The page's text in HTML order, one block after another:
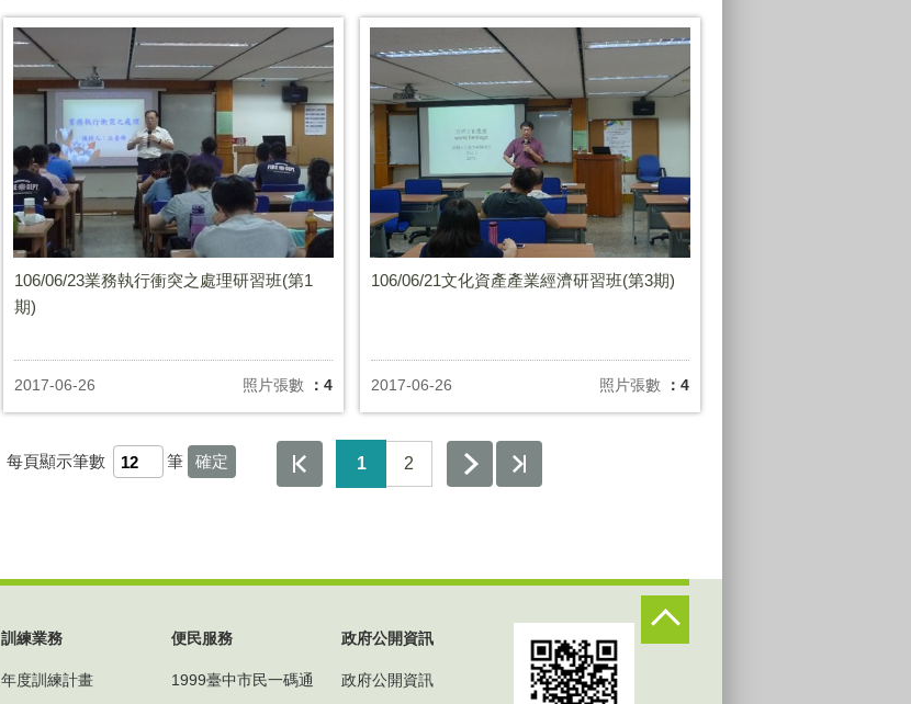
106/06/23業務執行衝突之處理研習班(第1
期)
2017-06-26 照片張數 ：4
106/06/21文化資產產業經濟研習班(第3期)
2017-06-26 照片張數 ：4
每頁顯示筆數 筆 1 2
訓練業務
年度訓練計畫
便民服務
1999臺中市民一碼通
政府公開資訊
政府公開資訊